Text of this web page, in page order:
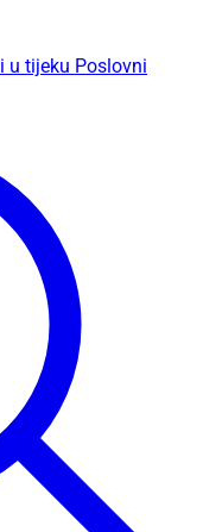
u tijeku Poslovni